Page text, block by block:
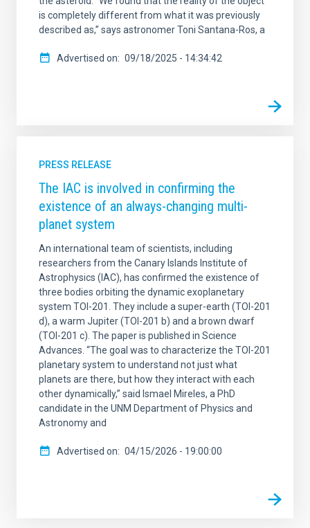
is completely different from what it was previously
described as,” says astronomer Toni Santana-Ros, a
Advertised on 09/18/2025 - 14:34:42
PRESS RELEASE
The IAC is involved in confirming the
existence of an always-changing multi-
planet system
An international team of scientists, including
researchers from the Canary Islands Institute of
Astrophysics (IAC), has confirmed the existence of
three bodies orbiting the dynamic exoplanetary
system TOI-201. They include a super-earth (TOI-201
d), a warm Jupiter (TOI-201 b) and a brown dwarf
(TOI-201 c). The paper is published in Science
Advances. “The goal was to characterize the TOI-201
planetary system to understand not just what
planets are there, but how they interact with each
other dynamically,” said Ismael Mireles, a PhD
candidate in the UNM Department of Physics and
Astronomy and
Advertised on 04/15/2026 - 19:00:00